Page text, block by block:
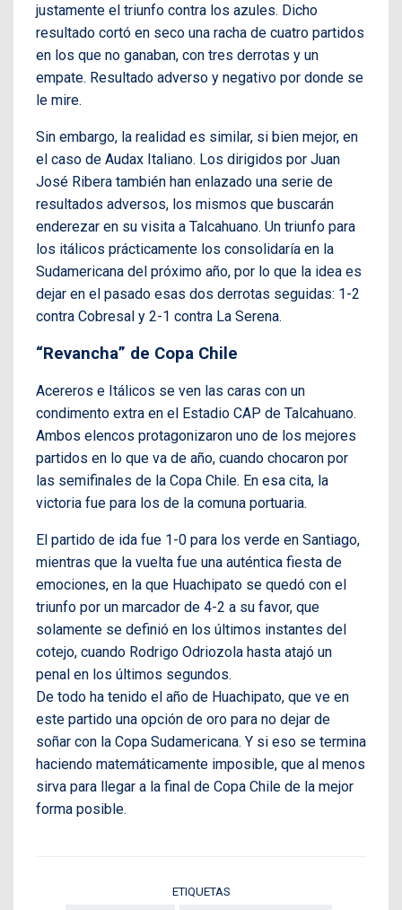
justamente el triunfo contra los azules. Dicho
resultado cortó en seco una racha de cuatro partidos
en los que no ganaban, con tres derrotas y un
empate. Resultado adverso y negativo por donde se
le mire.
Sin embargo, la realidad es similar, si bien mejor, en
el caso de Audax Italiano. Los dirigidos por Juan
José Ribera también han enlazado una serie de
resultados adversos, los mismos que buscarán
enderezar en su visita a Talcahuano. Un triunfo para
los itálicos prácticamente los consolidaría en la
Sudamericana del próximo año, por lo que la idea es
dejar en el pasado esas dos derrotas seguidas: 1-2
contra Cobresal y 2-1 contra La Serena.
“Revancha” de Copa Chile
Acereros e Itálicos se ven las caras con un
condimento extra en el Estadio CAP de Talcahuano.
Ambos elencos protagonizaron uno de los mejores
partidos en lo que va de año, cuando chocaron por
las semifinales de la Copa Chile. En esa cita, la
victoria fue para los de la comuna portuaria.
El partido de ida fue 1-0 para los verde en Santiago,
mientras que la vuelta fue una auténtica fiesta de
emociones, en la que Huachipato se quedó con el
triunfo por un marcador de 4-2 a su favor, que
solamente se definió en los últimos instantes del
cotejo, cuando Rodrigo Odriozola hasta atajó un
penal en los últimos segundos.
De todo ha tenido el año de Huachipato, que ve en
este partido una opción de oro para no dejar de
soñar con la Copa Sudamericana. Y si eso se termina
haciendo matemáticamente imposible, que al menos
sirva para llegar a la final de Copa Chile de la mejor
forma posible.
ETIQUETAS